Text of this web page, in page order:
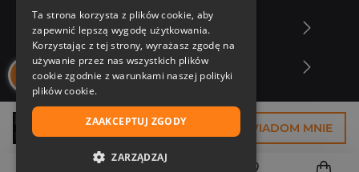
36,75 zł POWIADOM MNIE
Nasza oferta
Nasi autorzy
Ta strona korzysta z plików cookie, aby
zapewnić lepszą wygodę użytkowania.
Korzystając z tej strony, wyrażasz zgodę na
używanie przez nas wszystkich plików
cookie zgodnie z warunkami naszej polityki
plików cookie.
ZAAKCEPTUJ ZGODY
ZARZĄDZAJ